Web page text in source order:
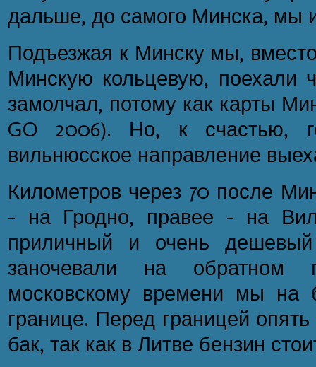
дальше, до самого Минска, мы
Подъезжая к Минску мы,
Минскую кольцевую, поехали
замолчал, потому как карты
GO 2006). Но, к счастью,
вильнюсское направление
Километров через 70 после
- на Гродно, правее - на
приличный и очень
заночевали на
московскому времени мы на
границе. Перед границей
бак, так как в Литве бензин